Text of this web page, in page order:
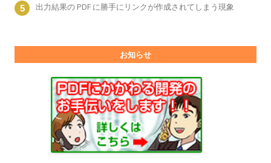
出力結果の PDF に勝手にリンクが作成されてしまう現象
お知らせ